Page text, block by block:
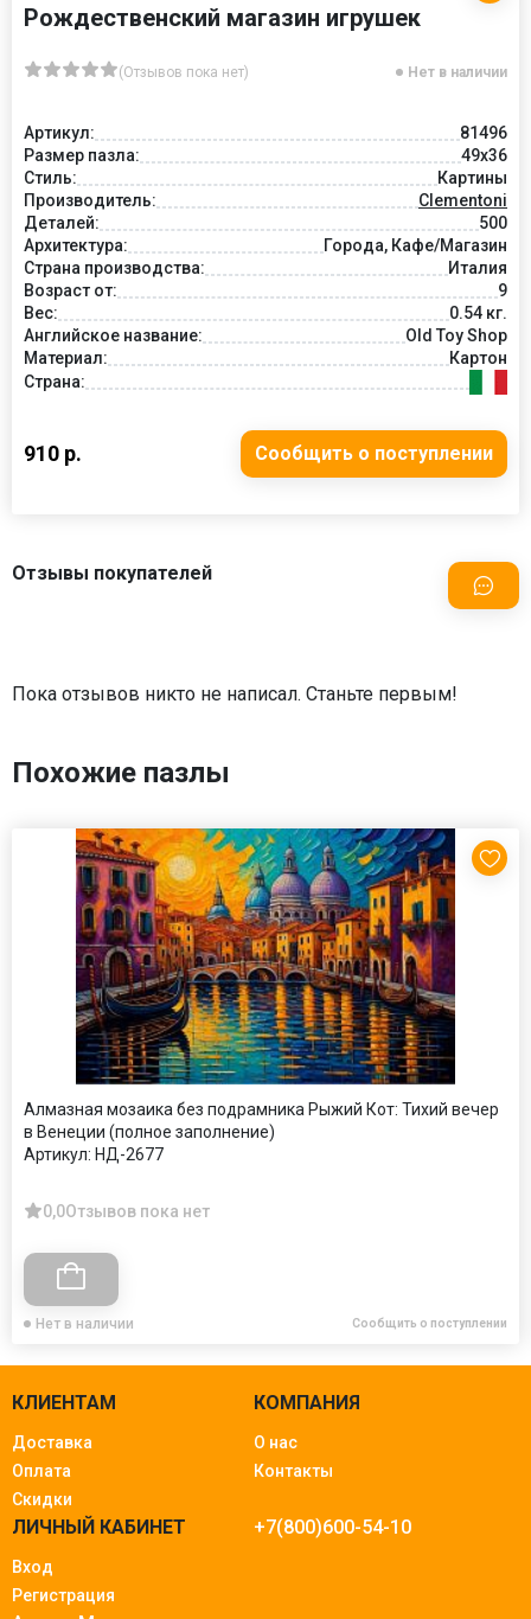
Рождественский магазин игрушек
(Отзывов пока нет) Нет в наличии
Артикул:
81496
Размер пазла:
49x36
Стиль:
Картины
Производитель:
Clementoni
Деталей:
500
Архитектура:
Города, Кафе/Магазин
Страна производства:
Италия
Возраст от:
9
Вес:
0.54 кг.
Английское название:
Old Toy Shop
Материал:
Картон
Страна:
910 р. Сообщить о поступлении
Отзывы покупателей
Пока отзывов никто не написал. Станьте первым!
Похожие пазлы
Алмазная мозаика без подрамника Рыжий Кот: Тихий вечер
в Венеции (полное заполнение)
Артикул: НД-2677
0,0Отзывов пока нет
Нет в наличии Сообщить о поступлении
КЛИЕНТАМ
Доставка
Оплата
Скидки
КОМПАНИЯ
О нас
Контакты
ЛИЧНЫЙ КАБИНЕТ
Вход
Регистрация
+7(800)600-54-10